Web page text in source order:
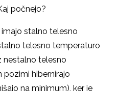
počnejo?
stalno telesno
telesno temperaturo
nestalno telesno
pozimi hibernirajo
na minimum), ker je